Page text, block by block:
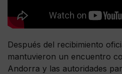
Después del recibimiento
mantuvieron un encuentro
Andorra y las autoridades